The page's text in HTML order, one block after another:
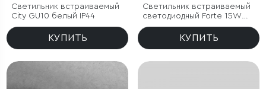
Светильник встраиваемый
City GU10 белый IP44
КУПИТЬ
Светильник встраиваемый
светодиодный Forte 15W
4000K латунь
КУПИТЬ